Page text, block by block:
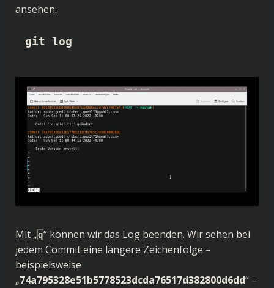
ansehen:
git log
Mit „q“ können wir das Log beenden. Wir sehen bei
jedem Commit eine längere Zeichenfolge –
beispielsweise
„74a795328e51b5778523dcda76517d382800d6dd“ –